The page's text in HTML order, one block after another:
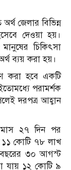
জেলার বিভিন্ন
দেওয়া হয়।
চিকিৎসা
ব্যয় করা হয়।
করা হবে একটি
পরামর্শক
দরপত্র আহ্বান
২৭ দিন পর
১১ কোটি ৭৮ লাখ
৩০ আগস্ট
যায় ১২ কোটি ৯